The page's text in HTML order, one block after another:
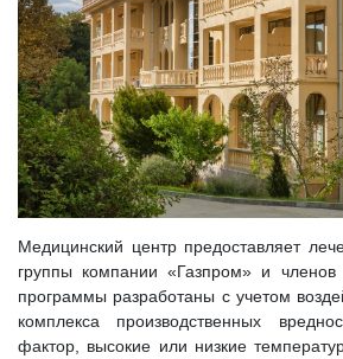
Медицинский центр предоставляет
группы компании «Газпром» и
программы разработаны с учетом
комплекса производственных
фактор, высокие или низкие